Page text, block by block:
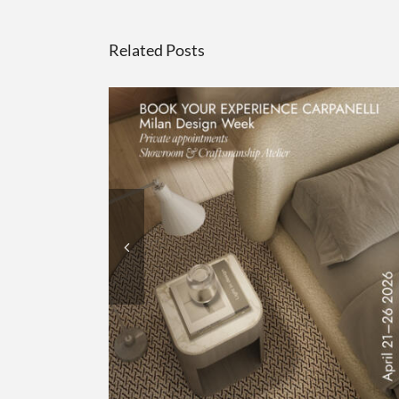
Related Posts
MILANO DESIGN WEEK
2026, CARPANELLI HA
APERTO LE PORTE DEL
PROPRIO SHOWROOM E
DELLA FALEGNAMERIA,
OFFRENDO AI VISITATORI
UN’ESPERIENZA
ESCLUSIVA ALLA
SCOPERTA
DELL’ECCELLENZA
ARTIGIANALE, TRA